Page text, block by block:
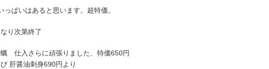
っぱいはあると思います。超特価。
り次第終了
仕入さらに頑張りました、特価650円
肝醤油刺身690円より